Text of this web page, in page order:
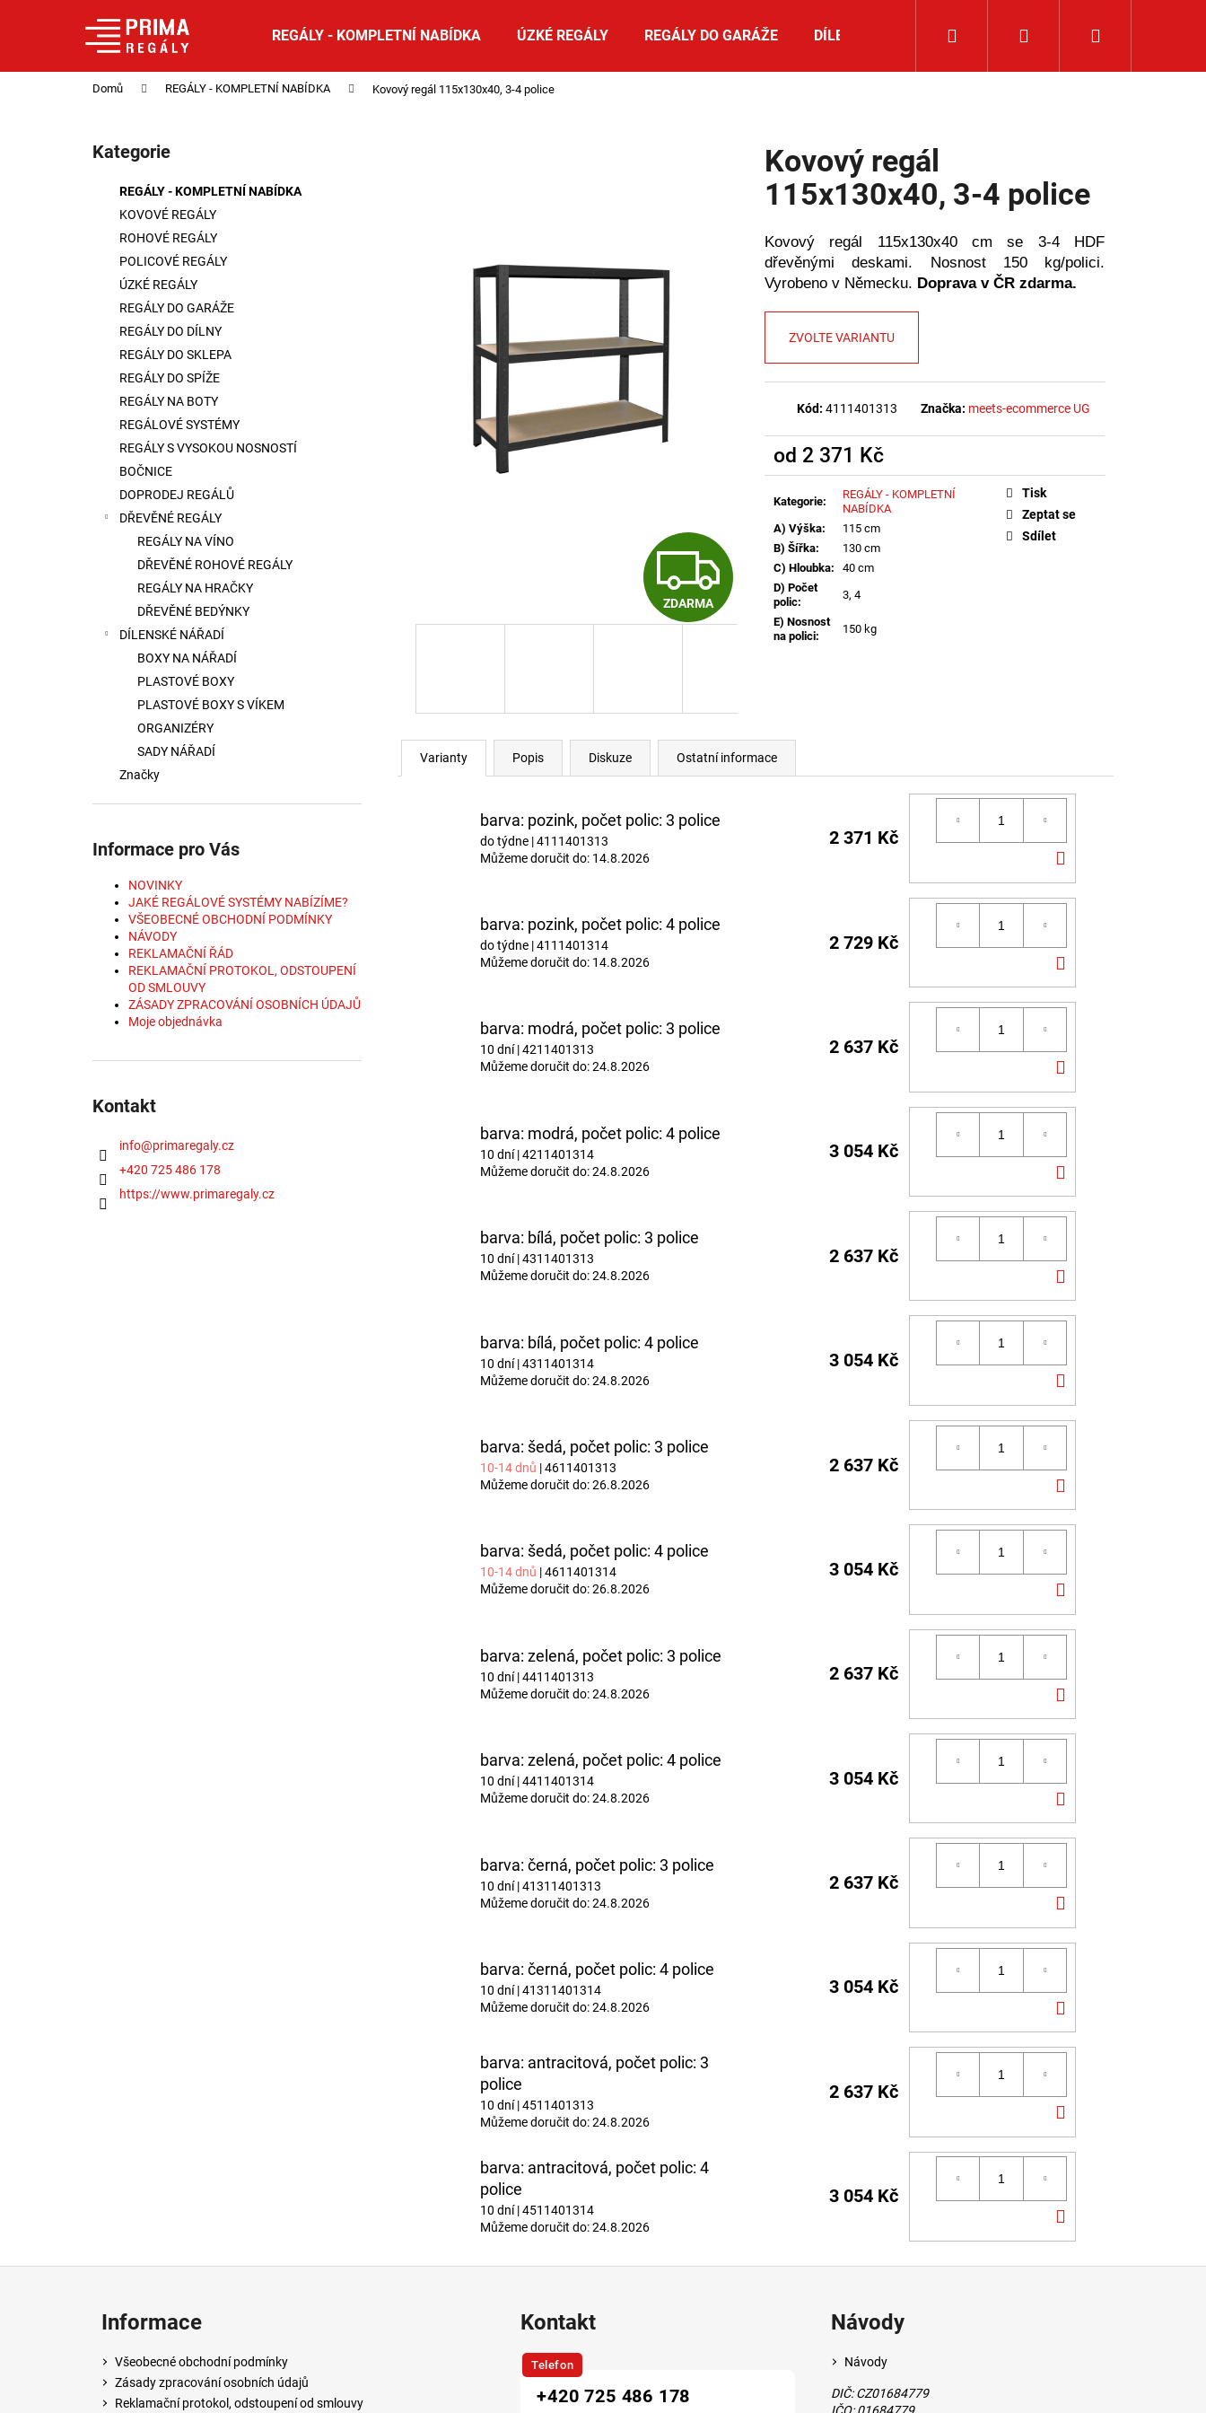
REGÁLY - KOMPLETNÍ NABÍDKA ÚZKÉ REGÁLY REGÁLY DO GARÁŽE DÍLENSKÉ NÁŘADÍ ROHOVÉ REGÁLY
Přihlášení
Domů REGÁLY - KOMPLETNÍ NABÍDKA Kovový regál 115x130x40, 3-4 police
Přeskočit
kategorie
Kategorie
REGÁLY - KOMPLETNÍ NABÍDKA
KOVOVÉ REGÁLY
ROHOVÉ REGÁLY
POLICOVÉ REGÁLY
ÚZKÉ REGÁLY
REGÁLY DO GARÁŽE
REGÁLY DO DÍLNY
REGÁLY DO SKLEPA
REGÁLY DO SPÍŽE
REGÁLY NA BOTY
REGÁLOVÉ SYSTÉMY
REGÁLY S VYSOKOU NOSNOSTÍ
BOČNICE
DOPRODEJ REGÁLŮ
DŘEVĚNÉ REGÁLY
REGÁLY NA VÍNO
DŘEVĚNÉ ROHOVÉ REGÁLY
REGÁLY NA HRAČKY
DŘEVĚNÉ BEDÝNKY
DÍLENSKÉ NÁŘADÍ
BOXY NA NÁŘADÍ
PLASTOVÉ BOXY
PLASTOVÉ BOXY S VÍKEM
ORGANIZÉRY
SADY NÁŘADÍ
Značky
Informace pro Vás
NOVINKY
JAKÉ REGÁLOVÉ SYSTÉMY NABÍZÍME?
VŠEOBECNÉ OBCHODNÍ PODMÍNKY
NÁVODY
REKLAMAČNÍ ŘÁD
REKLAMAČNÍ PROTOKOL, ODSTOUPENÍ
OD SMLOUVY
ZÁSADY ZPRACOVÁNÍ OSOBNÍCH ÚDAJŮ
Moje objednávka
Kontakt
info@primaregaly.cz
+420 725 486 178
https://www.primaregaly.cz
Kovový regál
115x130x40, 3-4 police
Kovový regál 115x130x40 cm se 3-4 HDF
dřevěnými deskami. Nosnost 150 kg/polici.
Vyrobeno v Německu. Doprava v ČR zdarma.
ZVOLTE VARIANTU
Kód: 4111401313 Značka: meets-ecommerce UG
od 2 371 Kč
Měrná
Kategorie:
REGÁLY - KOMPLETNÍ
NABÍDKA
A) Výška:
115 cm
B) Šířka:
130 cm
C) Hloubka:
40 cm
D) Počet
polic:
3, 4
E) Nosnost
na polici:
150 kg
Tisk
Zeptat se
Sdílet
Z
D
A
R
M
ZDARMA
Varianty Popis Diskuze Ostatní informace
barva: pozink, počet polic: 3 police
do týdne | 4111401313
Můžeme doručit do: 14.8.2026
2 371 Kč
KOŠÍKU
barva: pozink, počet polic: 4 police
do týdne | 4111401314
Můžeme doručit do: 14.8.2026
2 729 Kč
KOŠÍKU
barva: modrá, počet polic: 3 police
10 dní| 4211401313
Můžeme doručit do:24.8.2026
2 637 Kč
KOŠÍKU
barva: modrá, počet polic: 4 police
10 dní| 4211401314
Můžeme doručit do:24.8.2026
3 054 Kč
KOŠÍKU
barva: bílá, počet polic: 3 police
10 dní| 4311401313
Můžeme doručit do:24.8.2026
2 637 Kč
KOŠÍKU
barva: bílá, počet polic: 4 police
10 dní| 4311401314
Můžeme doručit do:24.8.2026
3 054 Kč
KOŠÍKU
barva: šedá, počet polic: 3 police
10-14 dnů | 4611401313
Můžeme doručit do:26.8.2026
2 637 Kč
KOŠÍKU
barva: šedá, počet polic: 4 police
10-14 dnů | 4611401314
Můžeme doručit do:26.8.2026
3 054 Kč
KOŠÍKU
barva: zelená, počet polic: 3 police
10 dní| 4411401313
Můžeme doručit do:24.8.2026
2 637 Kč
KOŠÍKU
barva: zelená, počet polic: 4 police
10 dní| 4411401314
Můžeme doručit do:24.8.2026
3 054 Kč
KOŠÍKU
barva: černá, počet polic: 3 police
10 dní| 41311401313
Můžeme doručit do:24.8.2026
2 637 Kč
KOŠÍKU
barva: černá, počet polic: 4 police
10 dní| 41311401314
Můžeme doručit do:24.8.2026
3 054 Kč
KOŠÍKU
barva: antracitová, počet polic: 3
police
10 dní| 4511401313
Můžeme doručit do:24.8.2026
2 637 Kč
KOŠÍKU
barva: antracitová, počet polic: 4
police
10 dní| 4511401314
Můžeme doručit do:24.8.2026
3 054 Kč
KOŠÍKU
Zpět
do
Zpět
do
Co potřebujete najít?
Informace
Všeobecné obchodní podmínky
Zásady zpracování osobních údajů
Reklamační protokol, odstoupení od smlouvy
Kontakt
Telefon
+420 725 486 178
Návody
Návody
DIČ: CZ01684779
IČO: 01684779